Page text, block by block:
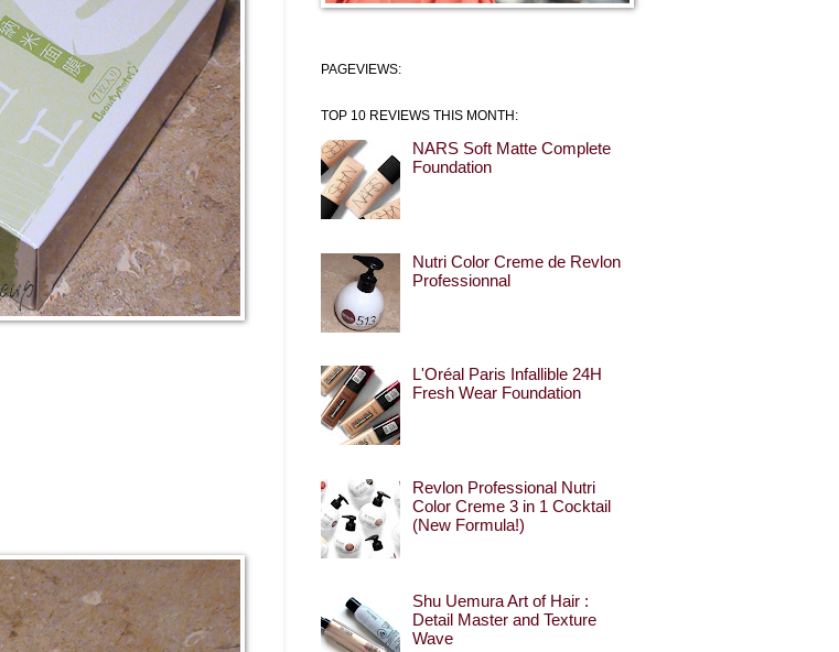
PAGEVIEWS:
TOP 10 REVIEWS THIS MONTH:
NARS Soft Matte Complete
Foundation
Nutri Color Creme de Revlon
Professionnal
L'Oréal Paris Infallible 24H
Fresh Wear Foundation
Revlon Professional Nutri
Color Creme 3 in 1 Cocktail
(New Formula!)
Shu Uemura Art of Hair :
Detail Master and Texture
Wave